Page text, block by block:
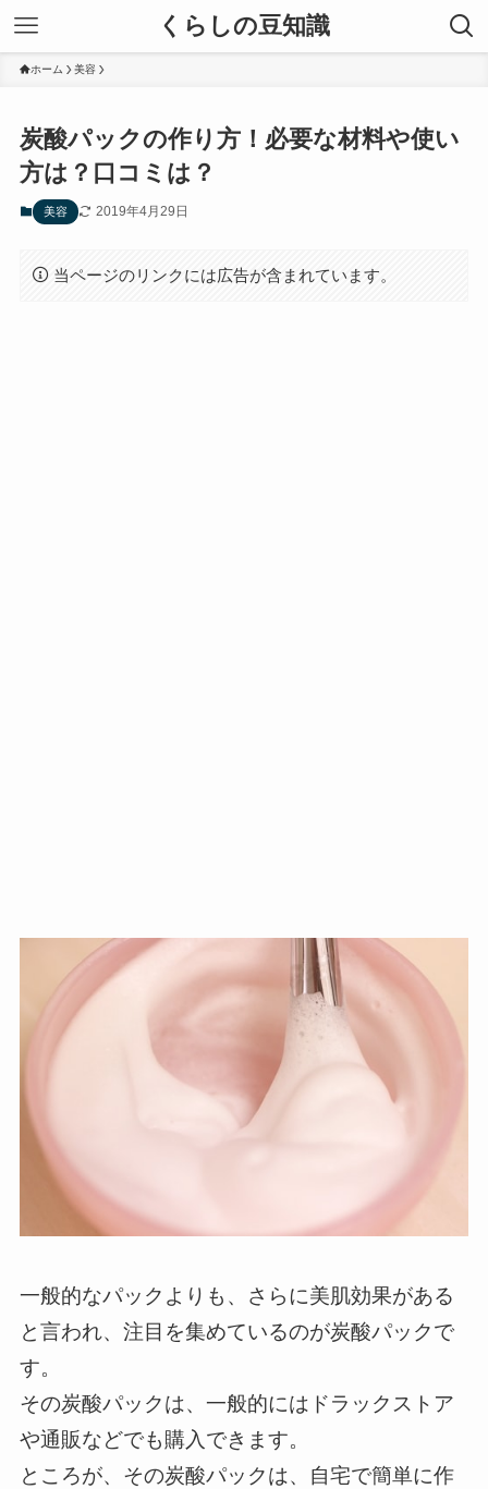
くらしの豆知識
ホーム 美容
炭酸パックの作り方！必要な材料や使い
方は？口コミは？
美容 2019年4月29日
当ページのリンクには広告が含まれています。
一般的なパックよりも、さらに美肌効果がある
と言われ、注目を集めているのが炭酸パックで
す。
その炭酸パックは、一般的にはドラックストア
や通販などでも購入できます。
ところが、その炭酸パックは、自宅で簡単に作